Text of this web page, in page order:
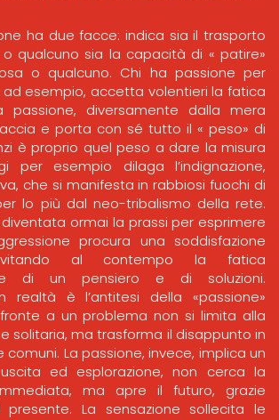
ha due facce: indica sia il trasporto
qualcuno sia la capacità di « patire»
o qualcuno. Chi ha passione per
ad esempio, accetta volentieri la fatica
passione, diversamente dalla mera
e porta con sé tutto il « peso» di
è proprio quel peso a dare la misura
per esempio dilaga l’indignazione,
che si manifesta in rabbiosi fuochi di
lo più dal neo-tribalismo della rete.
diventata ormai la prassi per esprimere
procura una soddisfazione
al contempo la fatica
di un pensiero e di soluzioni.
realtà è l’antitesi della «passione»
a un problema non si limita alla
solitaria, ma trasforma il disappunto in
comuni. La passione, invece, implica un
ed esplorazione, non cerca la
ma apre il futuro, grazie
presente. La sensazione sollecita le